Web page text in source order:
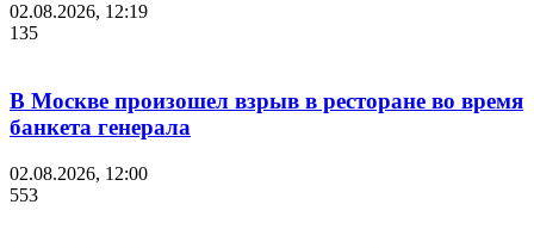
02.08.2026, 12:19
135
В Москве произошел взрыв в ресторане во время
банкета генерала
02.08.2026, 12:00
553